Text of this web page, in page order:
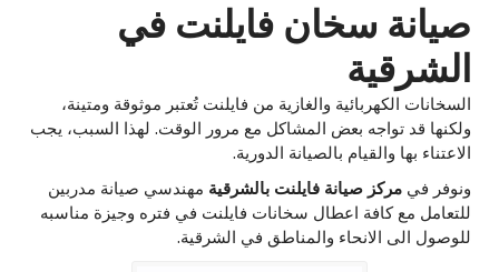
صيانة سخان فايلنت في
الشرقية
السخانات الكهربائية والغازية من فايلنت تُعتبر موثوقة ومتينة،
ولكنها قد تواجه بعض المشاكل مع مرور الوقت. لهذا السبب، يجب
الاعتناء بها والقيام بالصيانة الدورية.
ونوفر في مركز صيانة فايلنت بالشرقية مهندسي صيانة مدربين
للتعامل مع كافة اعطال سخانات فايلنت في فتره وجيزة مناسبه
للوصول الى الانحاء والمناطق في الشرقية.